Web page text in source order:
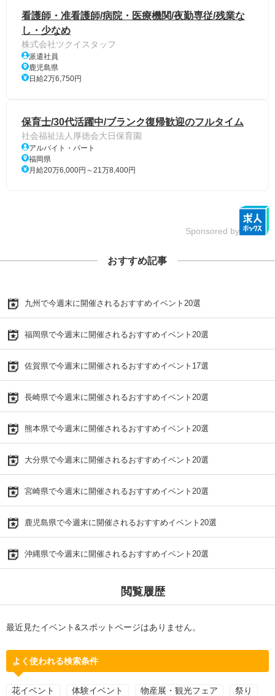
看護師・准看護師/病院・医療機関/夜勤専従/残業な
し・少なめ
株式会社ツクイスタッフ
派遣社員
鹿児島県
日給2万6,750円
保育士/30代活躍中/ブランク復帰歓迎のフルタイム
社会福祉法人厚徳会大日保育園
アルバイト・パート
福岡県
月給20万6,000円～21万8,400円
Sponsored by
おすすめ記事
九州で今週末に開催されるおすすめイベント20選
福岡県で今週末に開催されるおすすめイベント20選
佐賀県で今週末に開催されるおすすめイベント17選
長崎県で今週末に開催されるおすすめイベント20選
熊本県で今週末に開催されるおすすめイベント20選
大分県で今週末に開催されるおすすめイベント20選
宮崎県で今週末に開催されるおすすめイベント20選
鹿児島県で今週末に開催されるおすすめイベント20選
沖縄県で今週末に開催されるおすすめイベント20選
閲覧履歴
最近見たイベント&スポットページはありません。
よく使われる検索条件
花イベント 体験イベント 物産展・観光フェア 祭り